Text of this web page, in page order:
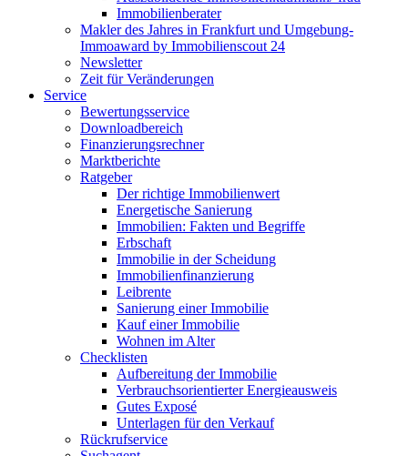
Immobilienberater
Makler des Jahres in Frankfurt und Umgebung-
Immoaward by Immobilienscout 24
Newsletter
Zeit für Veränderungen
Service
Bewertungsservice
Downloadbereich
Finanzierungsrechner
Marktberichte
Ratgeber
Der richtige Immobilienwert
Energetische Sanierung
Immobilien: Fakten und Begriffe
Erbschaft
Immobilie in der Scheidung
Immobilienfinanzierung
Leibrente
Sanierung einer Immobilie
Kauf einer Immobilie
Wohnen im Alter
Checklisten
Aufbereitung der Immobilie
Verbrauchsorientierter Energieausweis
Gutes Exposé
Unterlagen für den Verkauf
Rückrufservice